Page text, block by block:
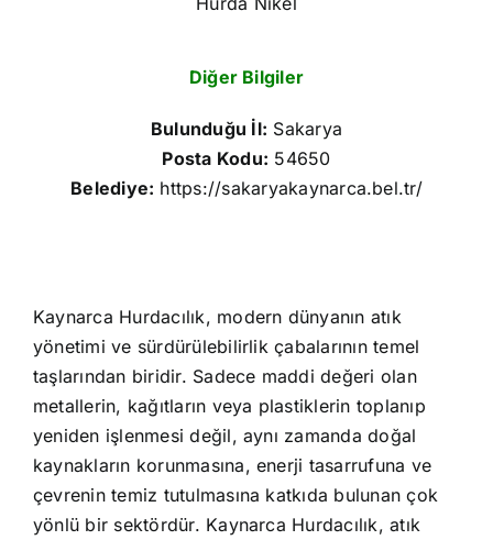
Diğer Bilgiler
Bulunduğu İl: Sakarya
Posta Kodu: 54650
Belediye: https://sakaryakaynarca.bel.tr/
Kaynarca Hurdacılık, modern dünyanın atık
yönetimi ve sürdürülebilirlik çabalarının temel
taşlarından biridir. Sadece maddi değeri olan
metallerin, kağıtların veya plastiklerin toplanıp
yeniden işlenmesi değil, aynı zamanda doğal
kaynakların korunmasına, enerji tasarrufuna ve
çevrenin temiz tutulmasına katkıda bulunan çok
yönlü bir sektördür. Kaynarca Hurdacılık, atık